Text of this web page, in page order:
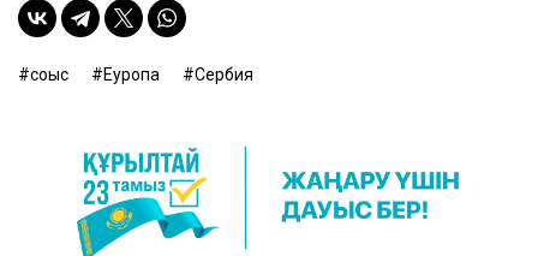
соғыс Еуропа Сербия